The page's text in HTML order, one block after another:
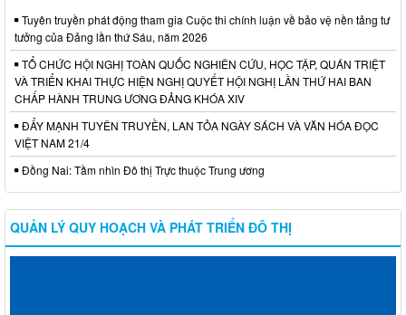
Tuyên truyền phát động tham gia Cuộc thi chính luận về bảo vệ nền tảng tư
tưởng của Đảng lần thứ Sáu, năm 2026
TỔ CHỨC HỘI NGHỊ TOÀN QUỐC NGHIÊN CỨU, HỌC TẬP, QUÁN TRIỆT
VÀ TRIỂN KHAI THỰC HIỆN NGHỊ QUYẾT HỘI NGHỊ LẦN THỨ HAI BAN
CHẤP HÀNH TRUNG ƯƠNG ĐẢNG KHÓA XIV
ĐẨY MẠNH TUYÊN TRUYỀN, LAN TỎA NGÀY SÁCH VÀ VĂN HÓA ĐỌC
VIỆT NAM 21/4
Đồng Nai: Tầm nhìn Đô thị Trực thuộc Trung ương
QUẢN LÝ QUY HOẠCH VÀ PHÁT TRIỂN ĐÔ THỊ